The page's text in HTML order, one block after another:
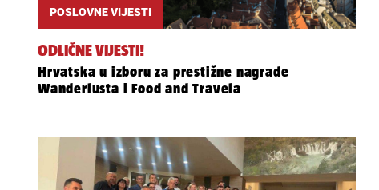
POSLOVNE VIJESTI
ODLIČNE VIJESTI!
Hrvatska u izboru za prestižne nagrade
Wanderlusta i Food and Travela